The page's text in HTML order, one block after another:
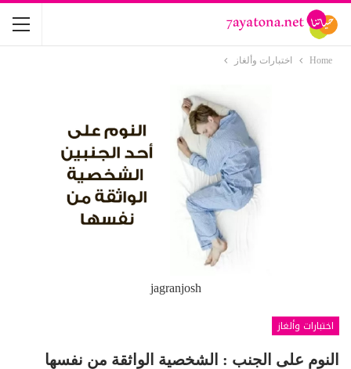
Home اختبارات وألغاز
jagranjosh
اختبارات وألغاز
النوم على الجنب : الشخصية الواثقة من نفسها